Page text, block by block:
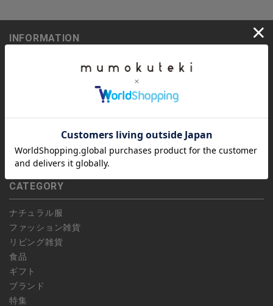
ブランド
ご利用ガイド
します。
かじめご了承ください。
こちら よりご依頼ください。
INFORMATION
偽サイトにご注意ください
お問い合わせ
よくあるお問い合わせ
CATEGORY
ナチュラル服
ファッション雑貨
リビング雑貨
食品
ギフト
ブランド
特集